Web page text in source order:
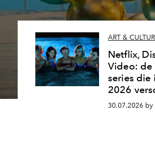
ART &
Netflix,
Video: de
series die
2026
30.07.2026